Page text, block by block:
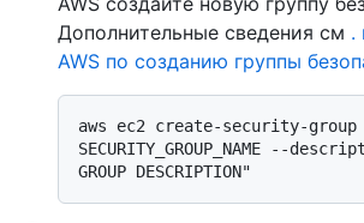
Дополнительные сведения см .
AWS по созданию группы
aws ec2 create-security-group
SECURITY_GROUP_NAME --